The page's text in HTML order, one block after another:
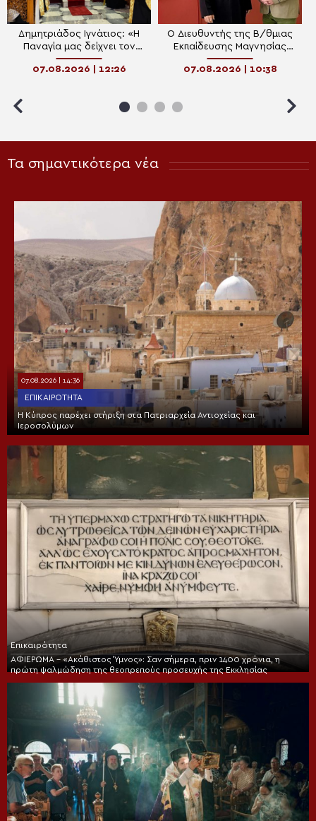
Δημητριάδος Ιγνάτιος: «Η
Παναγία μας δείχνει τον
δρόμο της ταπείνωσης και
της σιωπής»
07.08.2026 | 12:26
Ο Διευθυντής της Β/θμιας
Εκπαίδευσης Μαγνησίας
στον Μητροπολίτη
Δημητριάδος
07.08.2026 | 10:38
Τα σημαντικότερα νέα
07.08.2026 | 14:36
ΕΠΙΚΑΙΡΌΤΗΤΑ
Η Κύπρος παρέχει στήριξη στα Πατριαρχεία Αντιοχείας και
Ιεροσολύμων
Επικαιρότητα
ΑΦΙΕΡΩΜΑ – «Ακάθιστος Ύμνος»: Σαν σήμερα, πριν 1400 χρόνια, η
πρώτη ψαλμώδηση της θεοπρεπούς προσευχής της Εκκλησίας